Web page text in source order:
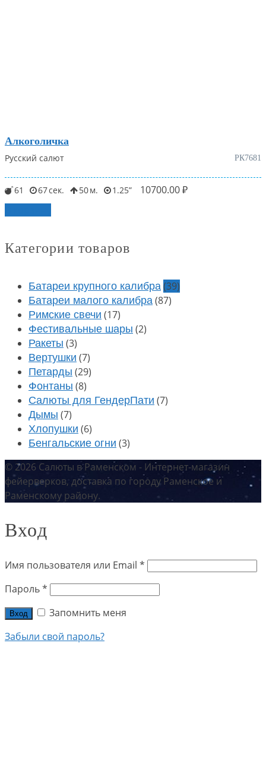
Алкоголичка
РК7681
Русский салют
61 67 50 1.25 10700.00₽
Категории товаров
Батареи крупного калибра (39)
Батареи малого калибра (87)
Римские свечи (17)
Фестивальные шары (2)
Ракеты (3)
Вертушки (7)
Петарды (29)
Фонтаны (8)
Салюты для ГендерПати (7)
Дымы (7)
Хлопушки (6)
Бенгальские огни (3)
© 2026 Салюты в Раменском - Интернет-магазин
фейерверков, доставка по городу Раменское и
Раменскому району.
Вход
Имя пользователя или Email *
Пароль*
Вход
Запомнить меня
Забыли свой пароль?